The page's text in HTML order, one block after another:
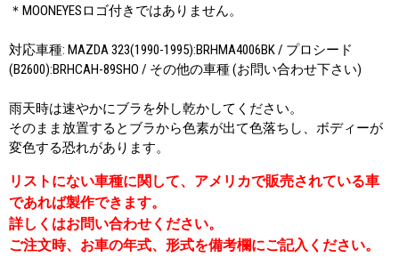
＊MOONEYESロゴ付きではありません。
対応車種: MAZDA 323(1990-1995):BRHMA4006BK / プロシード
(B2600):BRHCAH-89SHO / その他の車種 (お問い合わせ下さい)
雨天時は速やかにブラを外し乾かしてください。
そのまま放置するとブラから色素が出て色落ちし、ボディーが
変色する恐れがあります。
リストにない車種に関して、アメリカで販売されている車
であれば製作できます。
詳しくはお問い合わせください。
ご注文時、お車の年式、形式を備考欄にご記入ください。